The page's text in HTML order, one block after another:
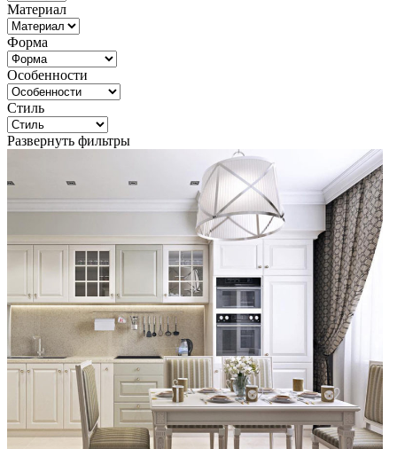
Материал
Форма
Особенности
Стиль
Развернуть фильтры